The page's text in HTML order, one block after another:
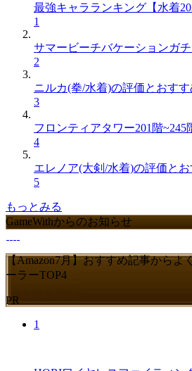
最強キャラランキング【水着
1
サマービーチバケーションガ
2
ニルカ(拳/水着)の評価とおす
3
フロンティアタワー201階~245
4
エレノア(大剣/水着)の評価と
5
もっとみる
GameWithからのお知らせ
【Amazon7月】おすすめ記事からよ
ーラーTOP4
PR
1